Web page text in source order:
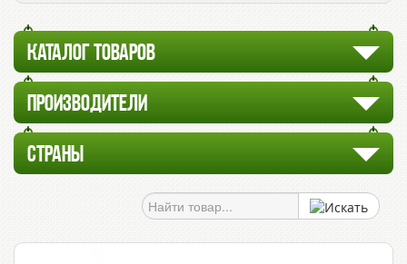
КАТАЛОГ ТОВАРОВ
ПРОИЗВОДИТЕЛИ
СТРАНЫ